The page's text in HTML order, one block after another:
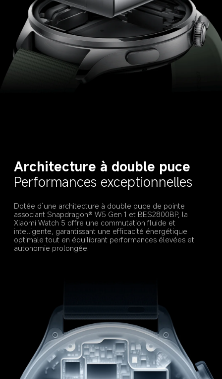
Architecture à double puce
Performances exceptionnelles
Dotée d’une architecture à double puce de pointe
associant Snapdragon® W5 Gen 1 et BES2800BP, la
Xiaomi Watch 5 offre une commutation fluide et
intelligente, garantissant une efficacité énergétique
optimale tout en équilibrant performances élevées et
autonomie prolongée.